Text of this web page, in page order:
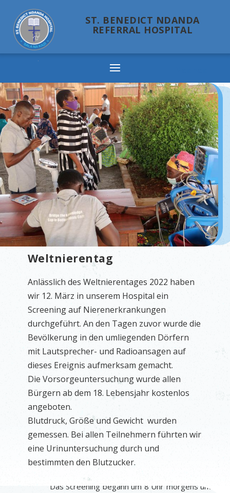
ST. BENEDICT NDANDA
REFERRAL HOSPITAL
Weltnierentag
Anlässlich des Weltnierentages 2022 haben
wir 12. März in unserem Hospital ein
Screening auf Nierenerkrankungen
durchgeführt. An den Tagen zuvor wurde die
Bevölkerung in den umliegenden Dörfern
mit Lautsprecher- und Radioansagen auf
dieses Ereignis aufmerksam gemacht.
Die Vorsorgeuntersuchung wurde allen
Bürgern ab dem 18. Lebensjahr kostenlos
angeboten.
Blutdruck, Größe und Gewicht wurden
gemessen. Bei allen Teilnehmern führten wir
eine Urinuntersuchung durch und
bestimmten den Blutzucker.
Das Screening begann um 8 Uhr morgens und